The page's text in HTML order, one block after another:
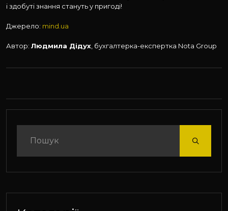
і здобуті знання стануть у пригоді!
Джерело: mind.ua
Автор: Людмила Дідух , бухгалтерка-експертка Nota Group